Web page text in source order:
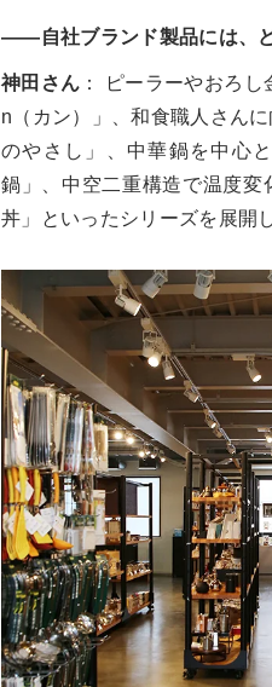
――自社ブランド製品には、
神田さん ： ピーラーやおろ
n（カン）」、和食職人さん
のやさし」、中華鍋を中心
鍋」、中空二重構造で温度
丼」といったシリーズを展開